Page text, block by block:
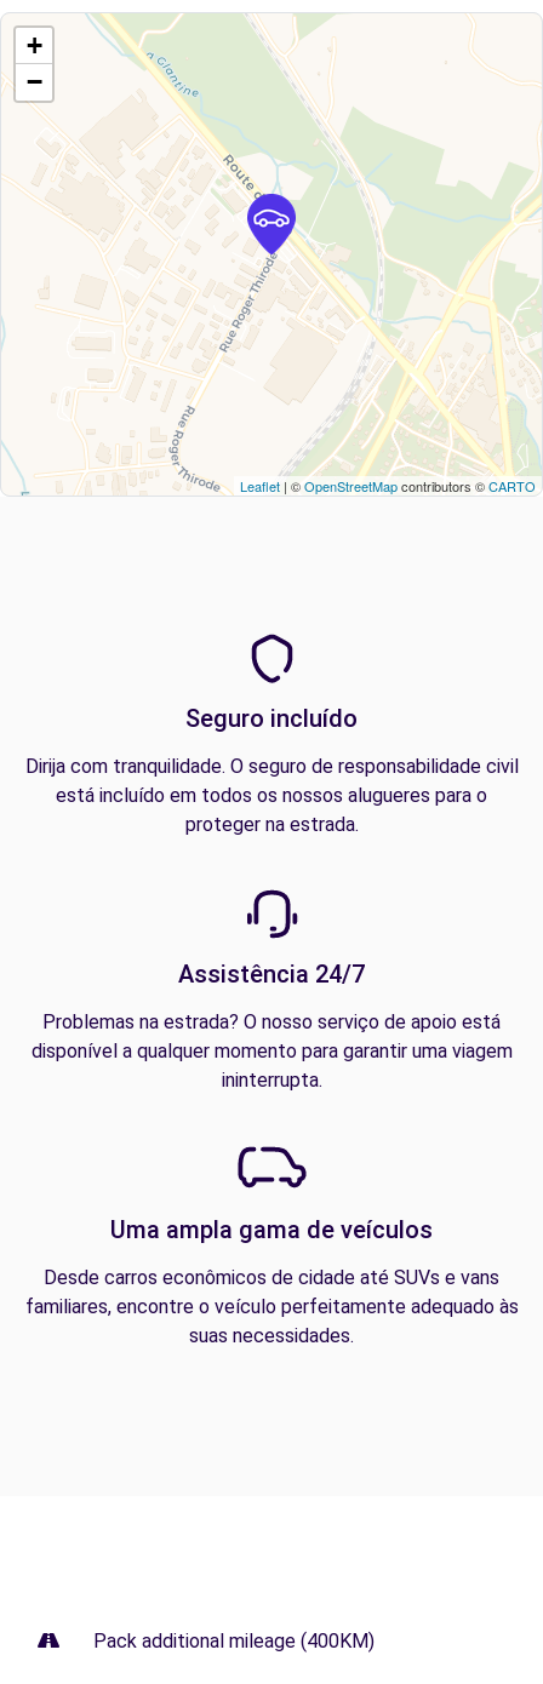
+
−
Leaflet | ©OpenStreetMapcontributors ©CARTO
Seguro incluído
Dirija com tranquilidade. O seguro de responsabilidade civil
está incluído em todos os nossos alugueres para o
proteger na estrada.
Assistência 24/7
Problemas na estrada? O nosso serviço de apoio está
disponível a qualquer momento para garantir uma viagem
ininterrupta.
Uma ampla gama de veículos
Desde carros econômicos de cidade até SUVs e vans
familiares, encontre o veículo perfeitamente adequado às
suas necessidades.
Pack additional mileage (400KM)